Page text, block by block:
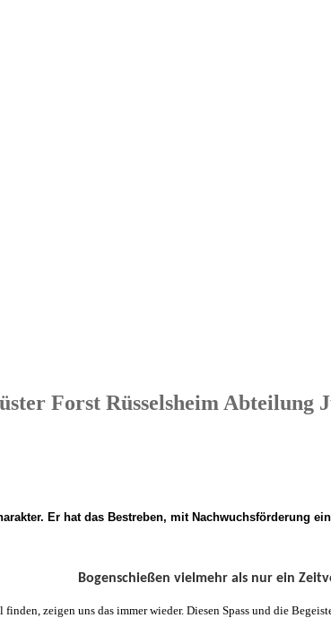
Forst Rüsselsheim Abteilung
Er hat das Bestreben, mit Nachwuchsförderung
Bogenschießen vielmehr als nur ein
zeigen uns das immer wieder. Diesen Spass und die